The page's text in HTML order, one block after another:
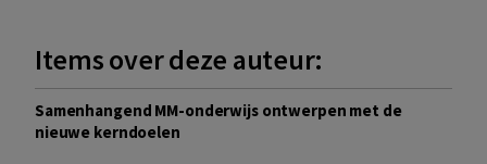
Items over deze auteur:
Samenhangend MM-onderwijs ontwerpen met de
nieuwe kerndoelen